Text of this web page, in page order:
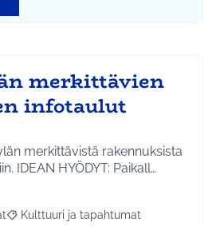
merkittävien
infotaulut
merkittävistä rakennuksista
infotaulut portinpieliin. IDEAN HYÖDYT: Paikall…
mukaan: Etelä-Tuusulan kylät
Rajaa tulokset teeman mukaan:
Kulttuuri ja tapahtumat